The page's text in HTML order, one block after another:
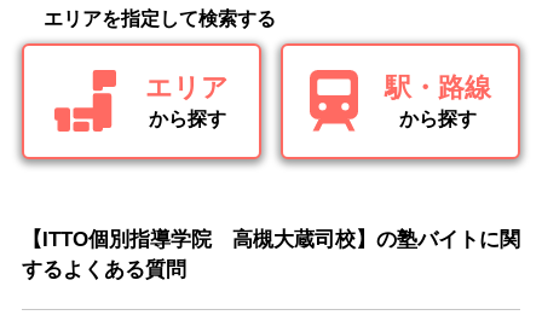
エリアを指定して検索する
エリア
から探す
駅・路線
から探す
【ITTO個別指導学院 高槻大蔵司校】の塾バイトに関
するよくある質問